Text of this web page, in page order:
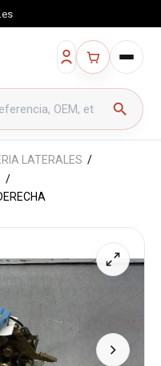
search
LATERALES